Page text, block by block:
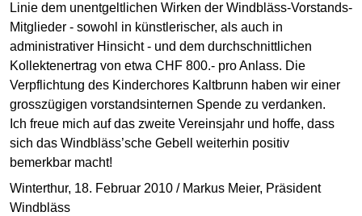
Linie dem unentgeltlichen Wirken der Windbläss-Vorstands-
Mitglieder - sowohl in künstlerischer, als auch in
administrativer Hinsicht - und dem durchschnittlichen
Kollektenertrag von etwa CHF 800.- pro Anlass. Die
Verpflichtung des Kinderchores Kaltbrunn haben wir einer
grosszügigen vorstandsinternen Spende zu verdanken.
Ich freue mich auf das zweite Vereinsjahr und hoffe, dass
sich das Windbläss’sche Gebell weiterhin positiv
bemerkbar macht!
Winterthur, 18. Februar 2010 / Markus Meier, Präsident
Windbläss